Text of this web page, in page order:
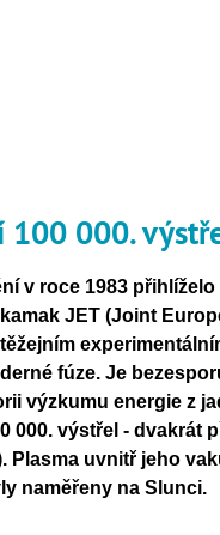
100 000.
v roce 1983
JET (Joint
fúze. Je
výzkumu energie z
000. výstřel - dvakrát
Plasma uvnitř jeho
naměřeny na Slunci.